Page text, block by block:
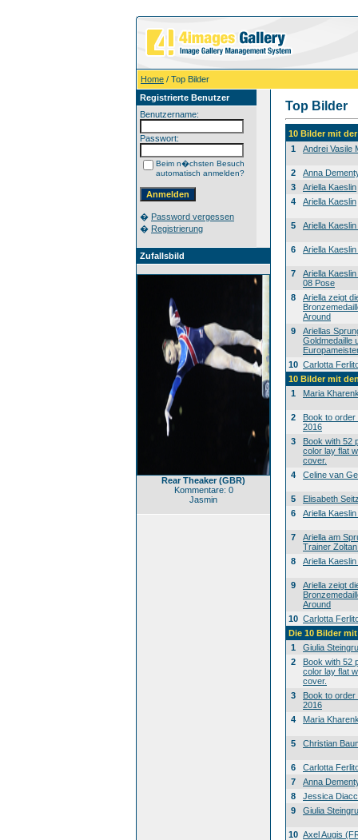
Home / Top Bilder
Registrierte Benutzer
Benutzername:
Passwort:
Beim n�chsten Besuch
automatisch anmelden?
� Password vergessen
� Registrierung
Zufallsbild
Rear Theaker (GBR)
Kommentare: 0
Jasmin
Top Bilder
10 Bilder mit
1
Andrei Vasile
2
Anna
3
Ariella Kaeslin
4
Ariella Kaeslin
5 Ariella
6 Ariella
7
Ariella
08 Pose
8
Ariella zeigt
Around
9
Ariellas
Goldmedaille
10 Carlotta
10 Bilder mit
1
Maria
2
Book to order
2016
3
Book with 52
color lay flat
cover.
4
Celine van
5
Elisabeth
6
Ariella
7
Ariella am
Trainer
8
Ariella
9
Ariella zeigt
Around
10 Carlotta
Die 10 Bilder
1
Giulia
2
Book with 52
color lay flat
cover.
3
Book to order
2016
4
Maria
5 Christian
6
Carlotta
7
Anna
8
Jessica
9
Giulia
10 Axel Augis